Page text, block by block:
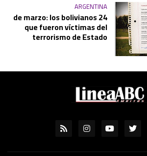
ARGENTINA
24 de marzo: los bolivianos
que fueron víctimas del
terrorismo de Estado